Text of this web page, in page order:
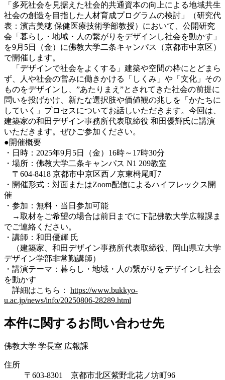
「多死社会を見据えた社会的共通資本の向上による地域共生
社会の創造を目指した人材育成プログラムの検討」（研究代
表：濱吉美穂 保健医療技術学部教授）において、公開研究
会「暮らし・地域・人の繋がりをデザインし社会を動かす」
を9月5日（金）に佛教大学二条キャンパス（京都市中京区）
で開催します。
「デザインで社会をよくする」建築や空間の枠にとどまら
ず、人や社会の営みに働きかける「しくみ」や「文化」その
ものをデザインし、”あたりまえ”とされてきた社会の前提に
問いを投げかけ、新たな選択肢や価値観の兆しを「かたちに
していく」プロセスについてお話しいただきます。今回は、
建築家の和田デザイン事務所代表取締役 和田優輝氏に講演
いただきます。ぜひご参加ください。
●開催概要
・日時 ： 2025年9月5日（金）16時～17時30分
・場所 ： 佛教大学二条キャンパス N1 209教室
〒604-8418 京都市中京区西ノ京東栂尾町7
・開催形式：対面またはZoom配信によるハイフレックス開
催
・参加：無料・当日参加可能
→取材をご希望の場合は前日までに下記佛教大学広報課ま
でご連絡ください。
・講師：和田優輝 氏
（建築家、和田デザイン事務所代表取締役、岡山県立大学
デザイン学部非常勤講師）
・講演テーマ：暮らし・地域・人の繋がりをデザインし社会
を動かす
詳細はこちら： https://www.bukkyo-
u.ac.jp/news/info/20250806-28289.html
本件に関するお問い合わせ先
佛教大学 学長室 広報課
住所
〒603-8301 京都市北区紫野北花ノ坊町96